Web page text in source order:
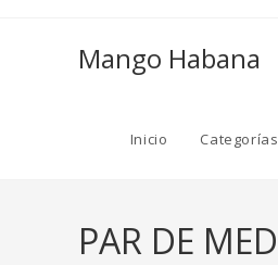
Mango Habana
Inicio Categorías
PAR DE